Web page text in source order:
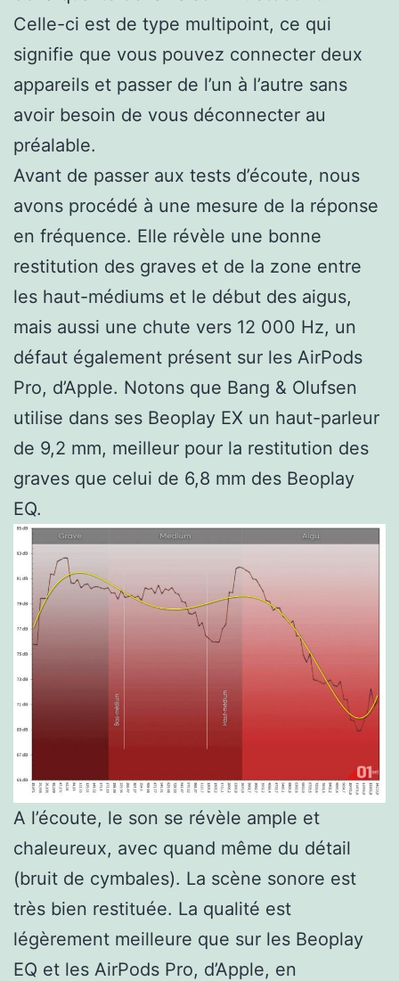
Celle-ci est de type multipoint, ce qui
signifie que vous pouvez connecter deux
appareils et passer de l’un à l’autre sans
avoir besoin de vous déconnecter au
préalable.
Avant de passer aux tests d’écoute, nous
avons procédé à une mesure de la réponse
en fréquence. Elle révèle une bonne
restitution des graves et de la zone entre
les haut-médiums et le début des aigus,
mais aussi une chute vers 12 000 Hz, un
défaut également présent sur les AirPods
Pro, d’Apple. Notons que Bang & Olufsen
utilise dans ses Beoplay EX un haut-parleur
de 9,2 mm, meilleur pour la restitution des
graves que celui de 6,8 mm des Beoplay
EQ.
A l’écoute, le son se révèle ample et
chaleureux, avec quand même du détail
(bruit de cymbales). La scène sonore est
très bien restituée. La qualité est
légèrement meilleure que sur les Beoplay
EQ et les AirPods Pro, d’Apple, en